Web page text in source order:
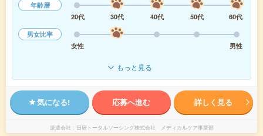
年齢層
20代
30代 40代 50代
60代
男女比率
女性
男性
もっと見る
気になる! 応募へ進む 詳しく見る
派遣会社 日研トータルソーシング株式会社 メディカルケア事業部